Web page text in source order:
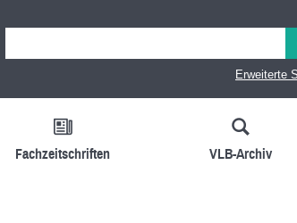
Erweiterte
Fachzeitschriften VLB-Archiv